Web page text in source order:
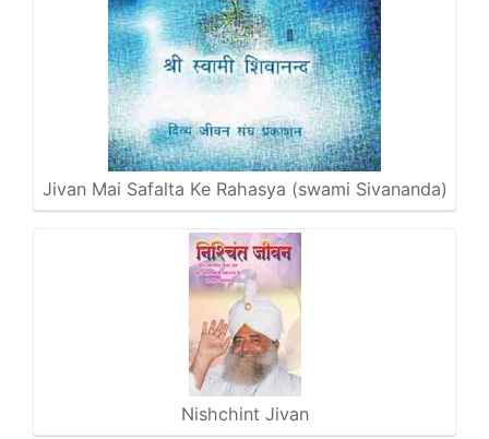
Jivan Mai Safalta Ke Rahasya (swami Sivananda)
Nishchint Jivan